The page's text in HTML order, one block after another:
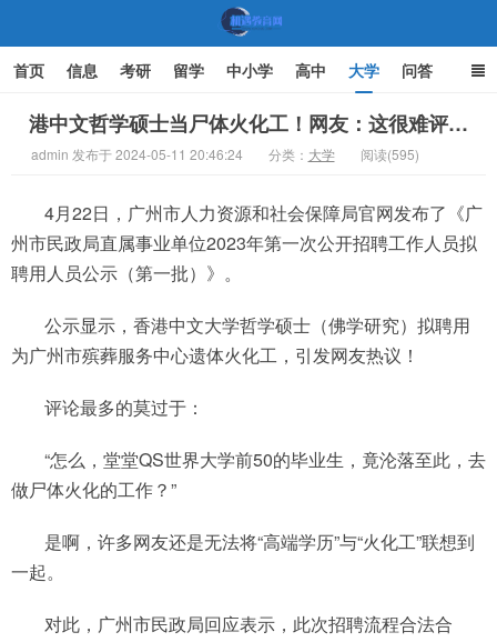
首页 信息 考研 留学 中小学 高中 大学 问答
文化 家庭教育
港中文哲学硕士当尸体火化工！网友：这很难评…
admin 发布于 2024-05-11 20:46:24 分类： 大学 阅读(595)
4月22日，广州市人力资源和社会保障局官网发布了《广
州市民政局直属事业单位2023年第一次公开招聘工作人员拟
聘用人员公示（第一批）》。
公示显示，香港中文大学哲学硕士（佛学研究）拟聘用
为广州市殡葬服务中心遗体火化工，引发网友热议！
评论最多的莫过于：
“怎么，堂堂QS世界大学前50的毕业生，竟沦落至此，去
做尸体火化的工作？”
是啊，许多网友还是无法将“高端学历”与“火化工”联想到
一起。
对此，广州市民政局回应表示，此次招聘流程合法合